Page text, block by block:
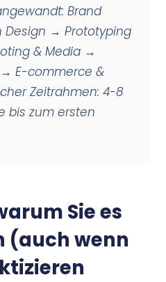
Brand
→ Prototyping
& Media →
E-commerce &
Zeitrahmen: 4-8
bis zum ersten
Sie es
(auch wenn